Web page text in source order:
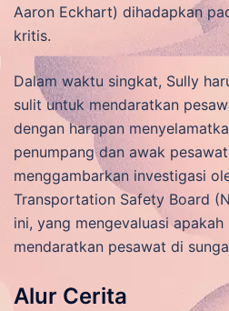
Aaron Eckhart) dihadapkan
kritis.
Dalam waktu singkat, Sully
sulit untuk mendaratkan
dengan harapan
penumpang dan awak
menggambarkan investigasi
Transportation Safety Board
ini, yang mengevaluasi
mendaratkan pesawat di
Alur Cerita